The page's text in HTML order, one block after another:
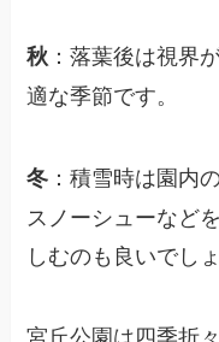
秋 ：落葉後は視界
適な季節です。
冬 ：積雪時は園内
スノーシューなど
しむのも良いでしょ
宮丘公園は四季折